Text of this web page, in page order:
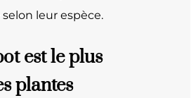
leur espèce.
est le plus
plantes